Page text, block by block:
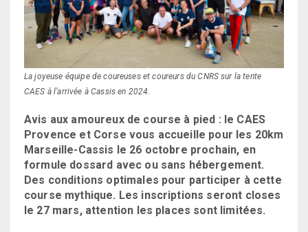
La joyeuse équipe de coureuses et coureurs du CNRS sur la tente
CAES à l’arrivée à Cassis en 2024.
Avis aux amoureux de course à pied : le CAES
Provence et Corse vous accueille pour les 20km
Marseille-Cassis le 26 octobre prochain, en
formule dossard avec ou sans hébergement.
Des conditions optimales pour participer à cette
course mythique. Les inscriptions seront closes
le 27 mars, attention les places sont limitées.